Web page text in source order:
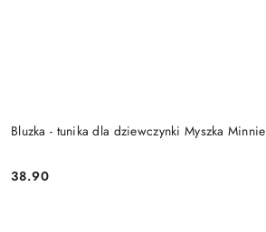
Bluzka - tunika dla dziewczynki Myszka Minnie
Cena:
38.90